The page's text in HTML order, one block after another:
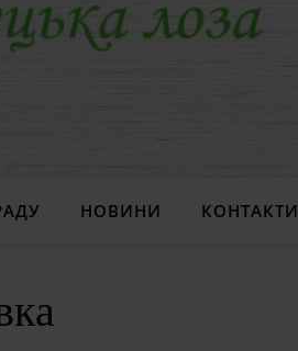
НОВИНИ КОНТАКТИ